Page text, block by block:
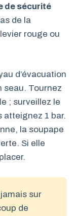
de sécurité
de la
rouge ou
d’évacuation
seau. Tournez
; surveillez le
atteignez 1 bar.
la soupape
Si elle
sur
de